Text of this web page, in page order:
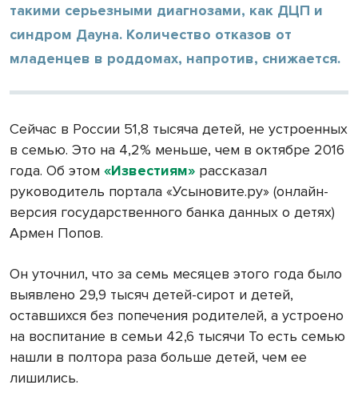
такими серьезными диагнозами, как ДЦП и
синдром Дауна. Количество отказов от
младенцев в роддомах, напротив, снижается.
Сейчас в России 51,8 тысяча детей, не устроенных
в семью. Это на 4,2% меньше, чем в октябре 2016
года. Об этом «Известиям» рассказал
руководитель портала «Усыновите.ру» (онлайн-
версия государственного банка данных о детях)
Армен Попов.
Он уточнил, что за семь месяцев этого года было
выявлено 29,9 тысяч детей-сирот и детей,
оставшихся без попечения родителей, а устроено
на воспитание в семьи 42,6 тысячи То есть семью
нашли в полтора раза больше детей, чем ее
лишились.